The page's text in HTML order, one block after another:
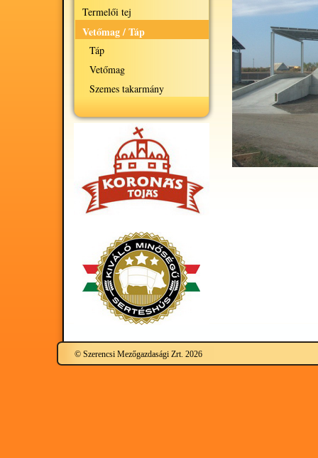
Termelői tej
Vetőmag / Táp
Táp
Vetőmag
Szemes takarmány
© Szerencsi Mezőgazdasági Zrt. 2026